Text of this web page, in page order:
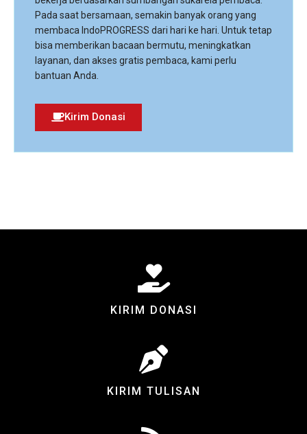
Pada saat bersamaan, semakin banyak orang yang
membaca IndoPROGRESS dari hari ke hari. Untuk tetap
bisa memberikan bacaan bermutu, meningkatkan
layanan, dan akses gratis pembaca, kami perlu
bantuan Anda.
Kirim Donasi
KIRIM DONASI
KIRIM TULISAN